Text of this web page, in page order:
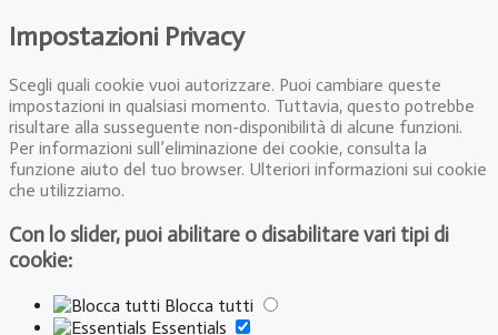
Impostazioni Privacy
Scegli quali cookie vuoi autorizzare. Puoi cambiare queste
impostazioni in qualsiasi momento. Tuttavia, questo potrebbe
risultare alla susseguente non-disponibilità di alcune funzioni.
Per informazioni sull’eliminazione dei cookie, consulta la
funzione aiuto del tuo browser. Ulteriori informazioni sui cookie
che utilizziamo.
Con lo slider, puoi abilitare o disabilitare vari tipi di
cookie:
Blocca tutti
Essentials